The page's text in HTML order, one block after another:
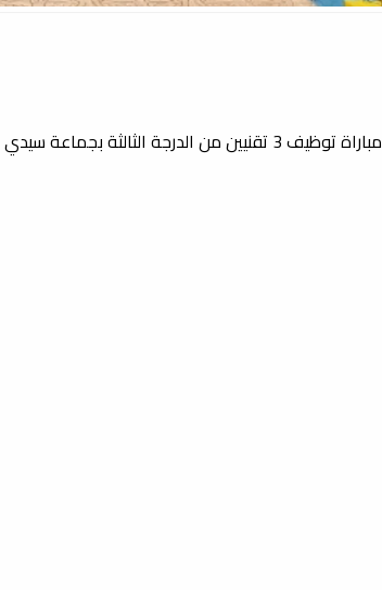
مباراة توظيف 3 تقنيين من الدرجة الثالثة بجماعة سيدي بوهرية إقليم بركان آخر أجل 31 ماي 2024